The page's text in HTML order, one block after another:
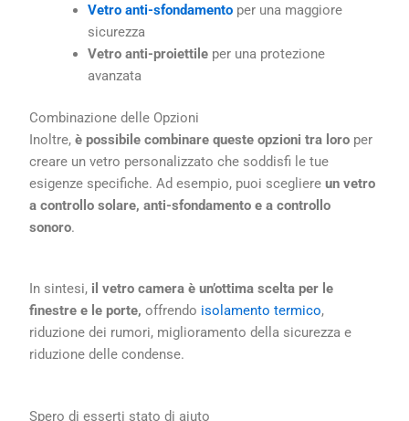
Vetro anti-sfondamento per una maggiore
sicurezza
Vetro anti-proiettile per una protezione
avanzata
Combinazione delle Opzioni
Inoltre,è possibile combinare queste opzioni tra loro per
creare un vetro personalizzato che soddisfi le tue
esigenze specifiche. Ad esempio, puoi scegliereun vetro
a controllo solare, anti-sfondamento e a controllo
sonoro.
In sintesi, il vetro camera è un’ottima scelta per le
finestre e le porte, offrendo isolamento termico,
riduzione dei rumori, miglioramento della sicurezza e
riduzione delle condense.
Spero di esserti stato di aiuto